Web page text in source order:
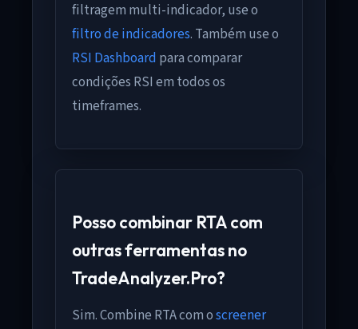
filtragem multi-indicador, use o
filtro de indicadores. Também use o
RSI Dashboard para comparar
condições RSI em todos os
timeframes.
Posso combinar RTA com
outras ferramentas no
TradeAnalyzer.Pro?
Sim. Combine RTA com oscreener